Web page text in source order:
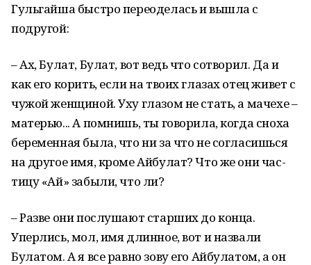
Гульгайша быстро перео­делась и вышла с
подругой:
– Ах, Булат, Булат, вот ведь что сотворил. Да и
как его корить, если на твоих глазах отец живет с
чужой женщиной. Уху глазом не стать, а мачехе –
матерью... А помнишь, ты говорила, когда сноха
беременная была, что ни за что не согласишься
на другое имя, кроме Айбулат? Что же они час­
тицу «Ай» забыли, что ли?
– Разве они послушают старших до конца.
Уперлись, мол, имя длинное, вот и назвали
Булатом. А я все равно зову его Айбулатом, а он